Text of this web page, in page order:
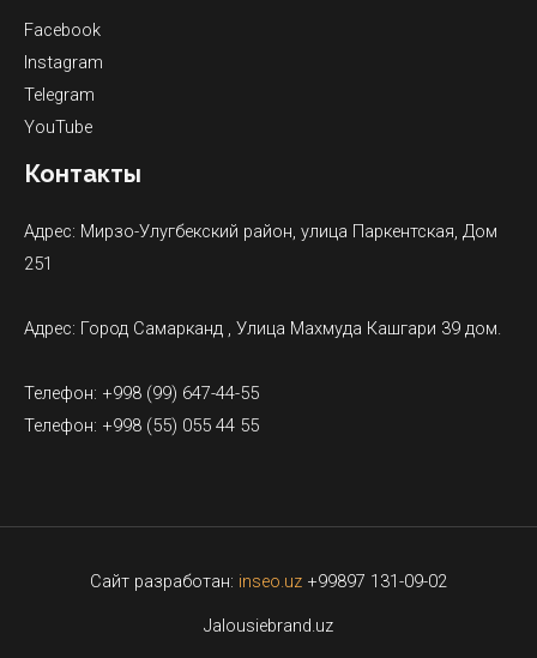
Facebook
Instagram
Telegram
YouTube
Контакты
Адрес: Мирзо-Улугбекский район, улица Паркентская, Дом
251
Адрес: Город Самарканд , Улица Махмуда Кашгари 39 дом.
Телефон: +998 (99) 647-44-55
Телефон: +998 (55) 055 44 55
Сайт разработан: inseo.uz +99897 131-09-02
Jalousiebrand.uz